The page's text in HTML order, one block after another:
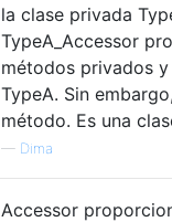
la clase privada
TypeA_Accessor
métodos privados
TypeA. Sin
método. Es una
— Dima
Accessor